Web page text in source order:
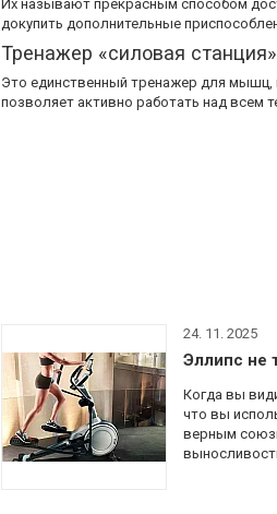
Их называют прекрасным способом
докупить дополнительные
Тренажер «силовая станция»
Это единственный тренажер для мышц,
позволяет активно работать над всем
24. 11. 2025
Эллипс не
Когда вы
что вы
верным